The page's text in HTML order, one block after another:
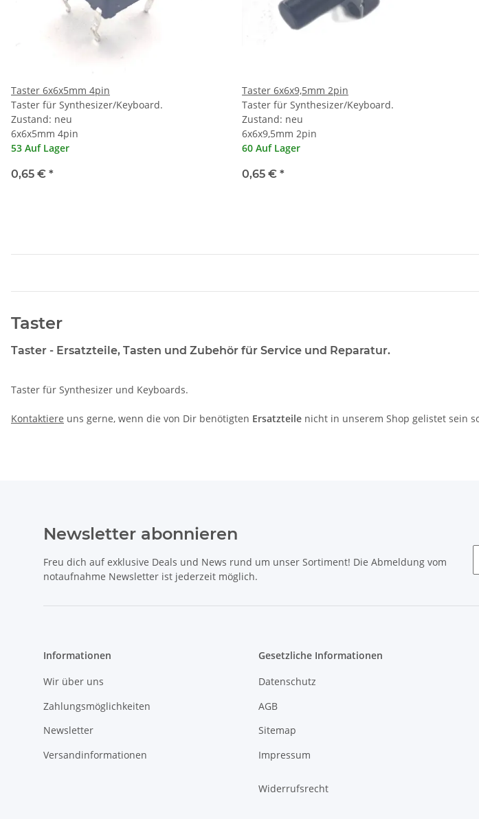
Taster 6x6x5mm 4pin
Taster für Synthesizer/Keyboard.
Zustand: neu
6x6x5mm 4pin
53 Auf Lager
0,65 € *
Taster 6x6x9,5mm 2pin
Taster für Synthesizer/Keyboard.
Zustand: neu
6x6x9,5mm 2pin
60 Auf Lager
0,65 € *
Taster
Taster - Ersatzteile, Tasten und Zubehör für Service und Reparatur.
Taster für Synthesizer und Keyboards.
Kontaktiere uns gerne, wenn die von Dir benötigten Ersatzteile nicht in unserem Shop gelistet sein
Newsletter abonnieren
Freu dich auf exklusive Deals und News rund um unser Sortiment! Die Abmeldung vom
notaufnahme Newsletter ist jederzeit möglich.
Informationen
Wir über uns
Zahlungsmöglichkeiten
Newsletter
Versandinformationen
Gesetzliche Informationen
Datenschutz
AGB
Sitemap
Impressum
Widerrufsrecht